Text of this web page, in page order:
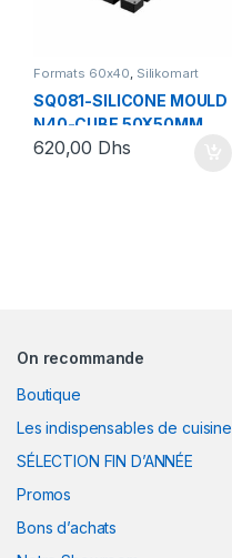
Formats 60x40, Silikomart
SQ081-SILICONE MOULD
N40-CUBE 50X50MM
NOIR
620,00 Dhs
On recommande
Boutique
Les indispensables de cuisine
SÉLECTION FIN D’ANNÉE
Promos
Bons d’achats